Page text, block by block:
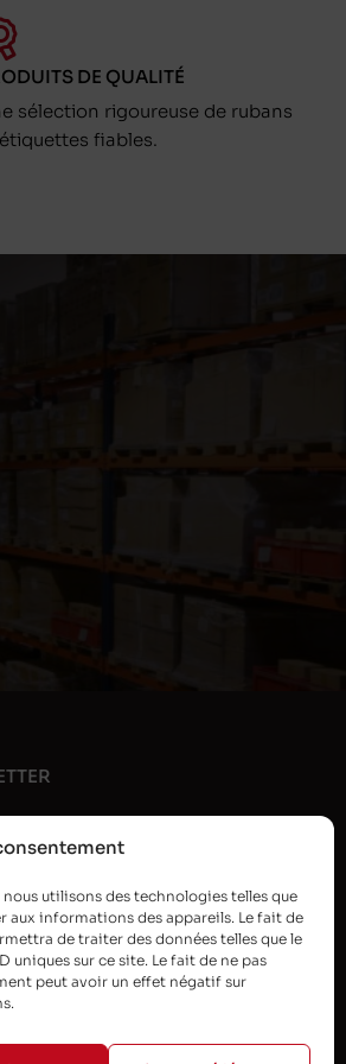
utilisons des technologies telles que
aux informations des appareils. Le fait de
de traiter des données telles que le
sur ce site. Le fait de ne pas
peut avoir un effet négatif sur
DE QUALITÉ
sélection rigoureuse de rubans
fiables.